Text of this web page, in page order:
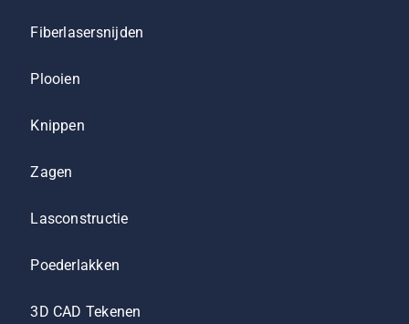
Fiberlasersnijden
Plooien
Knippen
Zagen
Lasconstructie
Poederlakken
3D CAD Tekenen